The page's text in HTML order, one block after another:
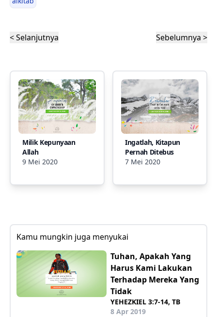
< Selanjutnya Sebelumnya >
Milik Kepunyaan
Allah
9 Mei 2020
Ingatlah, Kitapun
Pernah Ditebus
7 Mei 2020
Kamu mungkin juga menyukai
Tuhan, Apakah Yang
Harus Kami Lakukan
Terhadap Mereka Yang
Tidak
YEHEZKIEL 3:7-14, TB
8 Apr 2019